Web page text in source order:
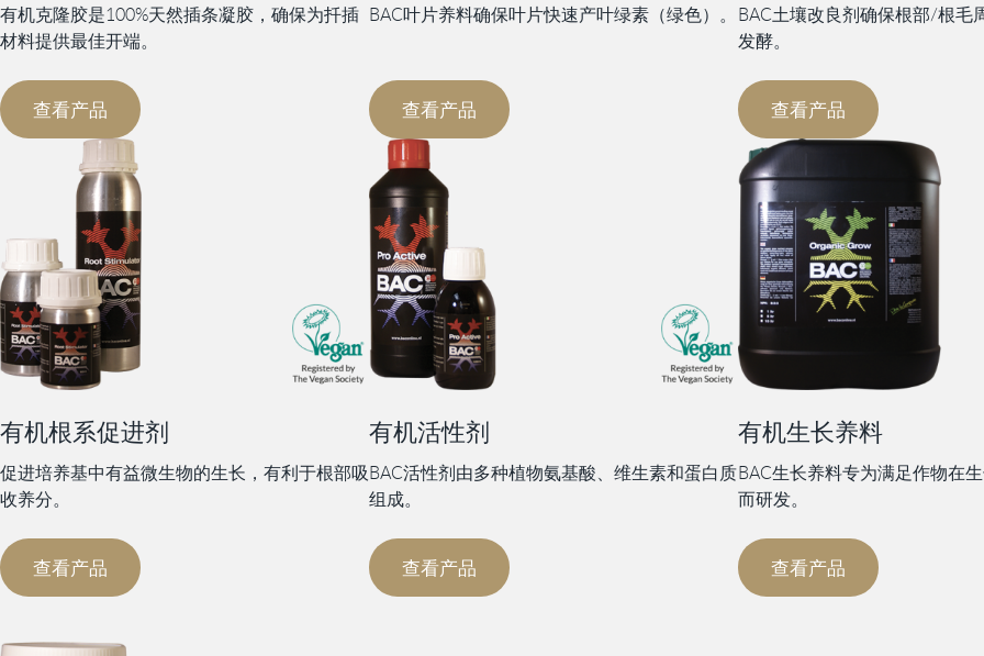
有机克隆胶是100%天然插条凝胶，确保为扦插
材料提供最佳开端。
查看产品
BAC叶片养料确保叶片快速产叶绿素（绿色）。
查看产品
BAC土壤改良剂确保根部/根毛
发酵。
查看产品
有机根系促进剂​
促进培养基中有益微生物的生长，有利于根部吸
收养分。
查看产品
有机活性剂
BAC活性剂由多种植物氨基酸、维生素和蛋白质
组成。
查看产品
有机生长养料
BAC生长养料专为满足作物在
而研发。
查看产品